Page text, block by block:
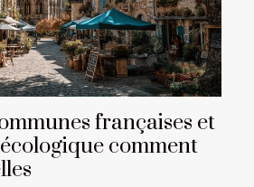
françaises et
comment